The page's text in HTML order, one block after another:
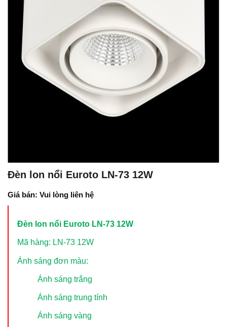
Đèn lon nổi Euroto LN-73 12W
Giá bán: Vui lòng liên hệ
Đèn lon nổi Euroto LN-73 12W
Mã hàng: LN-73 12W
Ánh sáng đơn màu:
Ánh sáng trắng
Ánh sáng trung tính
Ánh sáng vàng